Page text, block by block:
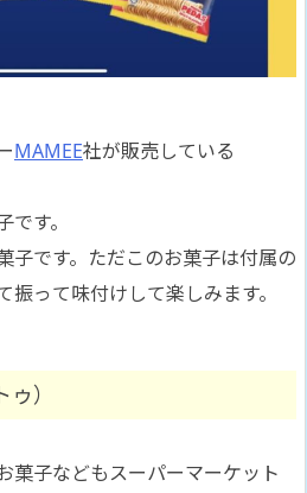
MAMEE社が販売している
す。
子です。ただこのお菓子は付属の
って味付けして楽しみます。
）
菓子などもスーパーマーケット